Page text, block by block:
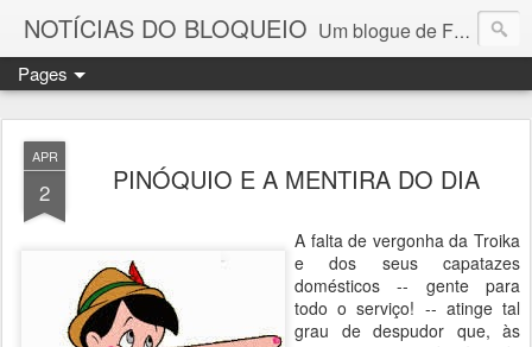
NOTÍCIAS DO BLOQUEIO Um blogue de Fernando Paulouro Neves
Pages
APR
2 PINÓQUIO E A MENTIRA DO DIA
A falta de vergonha da Troika
e dos seus capatazes
domésticos -- gente para
todo o serviço! -- atinge tal
grau de despudor que, às